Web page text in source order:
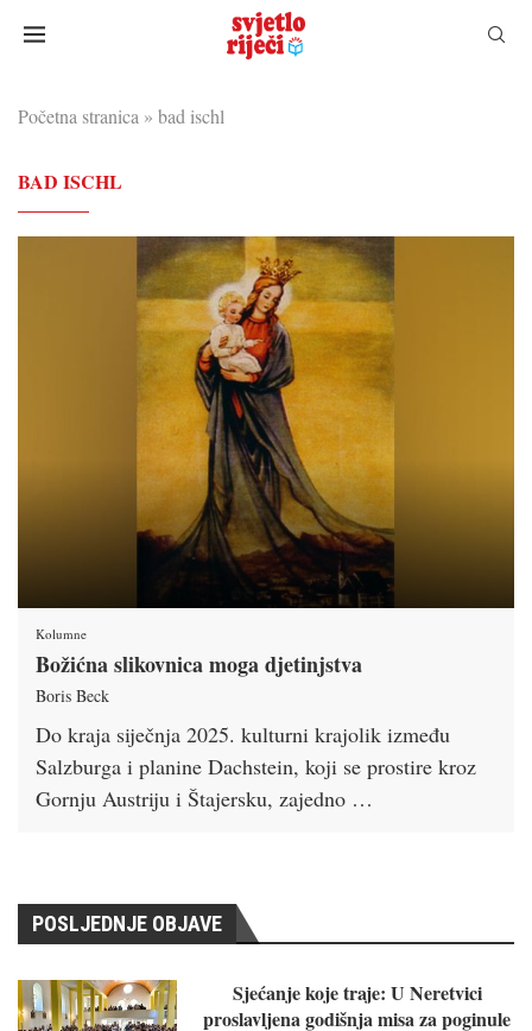
Početna stranica » bad ischl
BAD ISCHL
Kolumne
Božićna slikovnica moga djetinjstva
Boris Beck
Do kraja siječnja 2025. kulturni krajolik između
Salzburga i planine Dachstein, koji se prostire kroz
Gornju Austriju i Štajersku, zajedno …
POSLJEDNJE OBJAVE
Sjećanje koje traje: U Neretvici
proslavljena godišnja misa za poginule